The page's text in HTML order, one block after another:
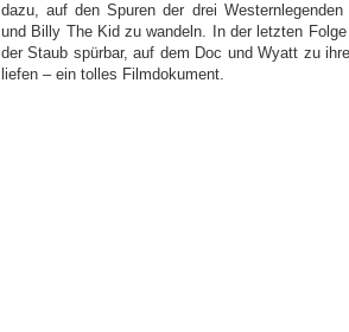
dazu, auf den Spuren der drei
und Billy The Kid zu wandeln. In der letzten
der Staub spürbar, auf dem Doc und Wyatt zu
liefen – ein tolles Filmdokument.